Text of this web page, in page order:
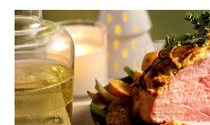
Persoonlijk KIK-account